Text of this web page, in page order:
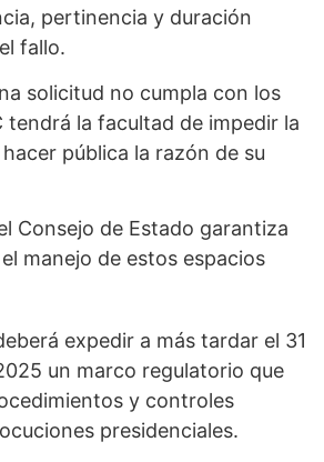
pertinencia y duración
fallo.
solicitud no cumpla con los
tendrá la facultad de impedir la
pública la razón de su
Consejo de Estado garantiza
manejo de estos espacios
expedir a más tardar el 31
un marco regulatorio que
y controles
presidenciales.